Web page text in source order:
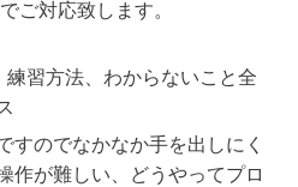
ご対応致します。
習方法、わからないこと全
すのでなかなか手を出しにく
作が難しい、どうやってプロ